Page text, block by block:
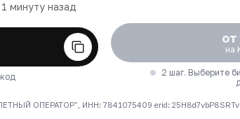
минуту назад
на
2 шаг. Выберите
ОПЕРАТОР", ИНН: 7841075409 erid: